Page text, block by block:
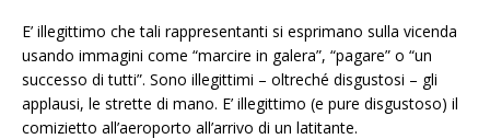
E’ illegittimo che tali rappresentanti si esprimano sulla vicenda
usando immagini come “marcire in galera”, “pagare” o “un
successo di tutti”. Sono illegittimi – oltreché disgustosi – gli
applausi, le strette di mano. E’ illegittimo (e pure disgustoso) il
comizietto all’aeroporto all’arrivo di un latitante.